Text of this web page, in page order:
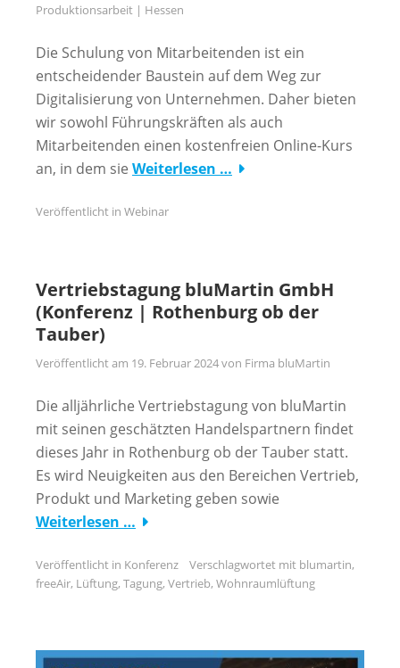
Produktionsarbeit | Hessen
Die Schulung von Mitarbeitenden ist ein
entscheidender Baustein auf dem Weg zur
Digitalisierung von Unternehmen. Daher bieten
wir sowohl Führungskräften als auch
Mitarbeitenden einen kostenfreien Online-Kurs
an, in dem sie Weiterlesen …
Veröffentlicht in Webinar
Vertriebstagung bluMartin GmbH
(Konferenz | Rothenburg ob der
Tauber)
Veröffentlicht am 19. Februar 2024von Firma bluMartin
Die alljährliche Vertriebstagung von bluMartin
mit seinen geschätzten Handelspartnern findet
dieses Jahr in Rothenburg ob der Tauber statt.
Es wird Neuigkeiten aus den Bereichen Vertrieb,
Produkt und Marketing geben sowie
Weiterlesen …
Veröffentlicht in Konferenz Verschlagwortet mit blumartin,
freeAir, Lüftung, Tagung, Vertrieb, Wohnraumlüftung